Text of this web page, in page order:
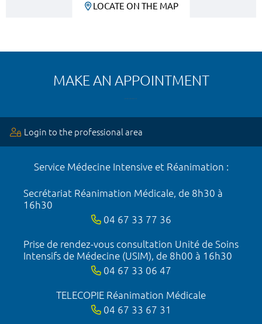
LOCATE ON THE MAP
MAKE AN APPOINTMENT
Login to the professional area
Service Médecine Intensive et Réanimation :
Secrétariat Réanimation Médicale, de 8h30 à
16h30
04 67 33 77 36
Prise de rendez-vous consultation Unité de Soins
Intensifs de Médecine (USIM), de 8h00 à 16h30
04 67 33 06 47
TELECOPIE Réanimation Médicale
04 67 33 67 31